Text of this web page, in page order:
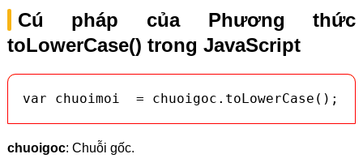
Cú pháp của Phương thức
toLowerCase() trong JavaScript
var chuoimoi  = chuoigoc.toLowerCase();
chuoigoc: Chuỗi gốc.